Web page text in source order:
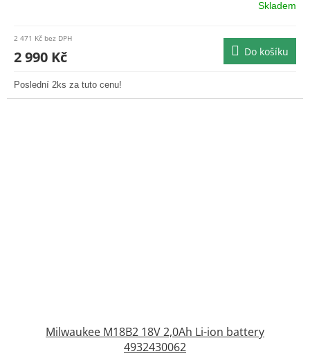
Skladem
2 471 Kč bez DPH
2 990 Kč Do košíku
Poslední 2ks za tuto cenu!
Milwaukee M18B2 18V 2,0Ah Li-ion battery
4932430062